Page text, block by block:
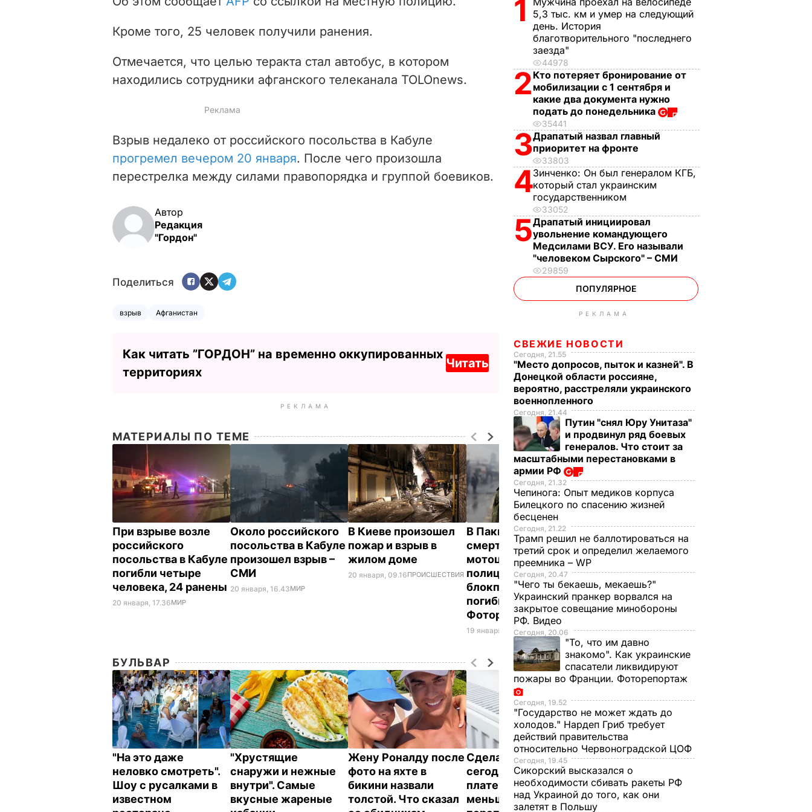
d
e
Кроме того, 25 человек получили ранения.
Отмечается, что целью теракта стал автобус, в котором
находились сотрудники афганского телеканала TOLOnews.
Взрыв недалеко от российского посольства в Кабуле
прогремел вечером 20 января. После чего произошла
перестрелка между силами правопорядка и группой боевиков.
Автор
Редакция
"Гордон"
Поделиться
взрыв Афганистан
Как читать ”ГОРДОН” на временно оккупированных
территориях
Читать
РЕКЛАМА
МАТЕРИАЛЫ ПО ТЕМЕ
При взрыве возле
российского
посольства в Кабуле
погибли четыре
человека, 24 ранены
20 января, 17.36МИР
Около российского
посольства в Кабуле
произошел взрыв –
СМИ
20 января, 16.43МИР
В Киеве произошел
пожар и взрыв в
жилом доме
20 января, 09.16ПРОИСШЕСТВИЯ
В Пакистане
смертник взорвал
мотоцикл на
полицейском
блокпосту, 11
погибших.
Фоторепортаж
19 января, 14.32СОБЫТИЯ
В Пакистане
прогремел взрыв: 11
человек погибли,
более 20 ранены
19 января, 13.27МИР
БУЛЬВАР
"На это даже
неловко смотреть".
Шоу с русалками в
известном
"Хрустящие
снаружи и нежные
внутри". Самые
вкусные жареные
Жену Роналду после
фото на яхте в
бикини назвали
толстой. Что сказал
Сделайте это
сегодня – и
платежки станут
меньше. Как не
Почему Чарльз III на
самом деле
проигнорировал 45-
летие жены принца
1
5,3 тыс. км и умер на следующий
день. История
благотворительного "последнего
заезда"
44978
2 Кто потеряет бронирование от
мобилизации с 1 сентября и
какие два документа нужно
подать до понедельника
35441
3Драпатый назвал главный
приоритет на фронте
33803
4Зинченко: Он был генералом КГБ,
который стал украинским
государственником
33052
5Драпатый инициировал
увольнение командующего
Медсилами ВСУ. Его называли
"человеком Сырского" – СМИ
29859
ПОПУЛЯРНОЕ
РЕКЛАМА
СВЕЖИЕ НОВОСТИ
Сегодня, 21.55
"Место допросов, пыток и казней". В
Донецкой области россияне,
вероятно, расстреляли украинского
военнопленного
Сегодня, 21.44
Путин "снял Юру Унитаза"
и продвинул ряд боевых
генералов. Что стоит за
масштабными перестановками в
армии РФ
Сегодня, 21.32
Чепинога: Опыт медиков корпуса
Билецкого по спасению жизней
бесценен
Сегодня, 21.22
Трамп решил не баллотироваться на
третий срок и определил желаемого
преемника – WP
Сегодня, 20.47
"Чего ты бекаешь, мекаешь?"
Украинский пранкер ворвался на
закрытое совещание минобороны
РФ. Видео
Сегодня, 20.06
"То, что им давно
знакомо". Как украинские
спасатели ликвидируют
пожары во Франции. Фоторепортаж
Сегодня, 19.52
"Государство не может ждать до
холодов." Нардеп Гриб требует
действий правительства
относительно Червоноградской ЦОФ
Сегодня, 19.45
Сикорский высказался о
необходимости сбивать ракеты РФ
над Украиной до того, как они
залетят в Польшу